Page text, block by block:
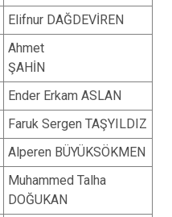
Elifnur DAĞDEVİREN
Ahmet
ŞAHİN
Ender Erkam ASLAN
Faruk Sergen TAŞYILDIZ
Alperen BÜYÜKSÖKMEN
Muhammed Talha
DOĞUKAN